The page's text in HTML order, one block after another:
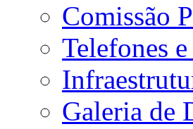
Comissão
Telefones
Galeria de